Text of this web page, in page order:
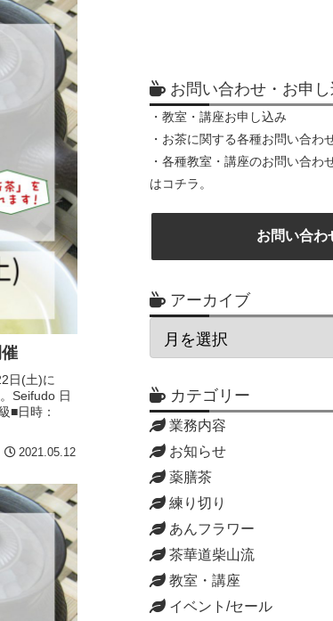
日(土)に
Seifudo 日
■日時：
2021.05.12
お問い合わせ・お申
・教室・講座お申し込み
・お茶に関する各種お問い合わ
・各種教室・講座のお問い合わ
はコチラ。
お問い合わ
アーカイブ
カテゴリー
業務内容
お知らせ
薬膳茶
練り切り
あんフラワー
茶華道柴山流
教室・講座
イベント/セール